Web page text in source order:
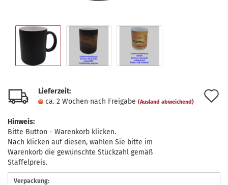
Lieferzeit:
ca. 2 Wochen nach Freigabe (Ausland abweichend)
Hinweis:
Bitte Button - Warenkorb klicken.
Nach klicken auf diesen, wählen Sie bitte im
Warenkorb die gewünschte Stückzahl gemäß
Staffelpreis.
Verpackung: